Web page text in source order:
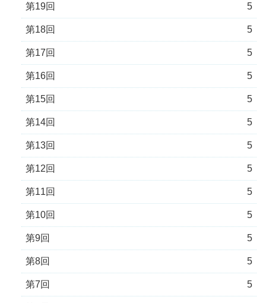
第19回 5
第18回 5
第17回 5
第16回 5
第15回 5
第14回 5
第13回 5
第12回 5
第11回 5
第10回 5
第9回 5
第8回 5
第7回 5